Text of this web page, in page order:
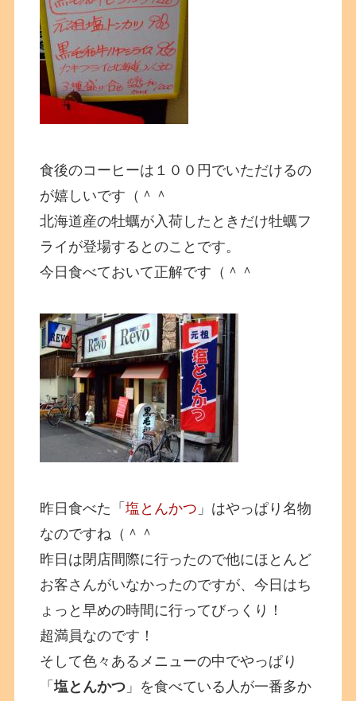
食後のコーヒーは１００円でいただけるの
が嬉しいです（＾＾
北海道産の牡蠣が入荷したときだけ牡蠣フ
ライが登場するとのことです。
今日食べておいて正解です（＾＾
昨日食べた「塩とんかつ 」はやっぱり名物
なのですね（＾＾
昨日は閉店間際に行ったので他にほとんど
お客さんがいなかったのですが、今日はち
ょっと早めの時間に行ってびっくり！
超満員なのです！
そして色々あるメニューの中でやっぱり
「塩とんかつ 」を食べている人が一番多か